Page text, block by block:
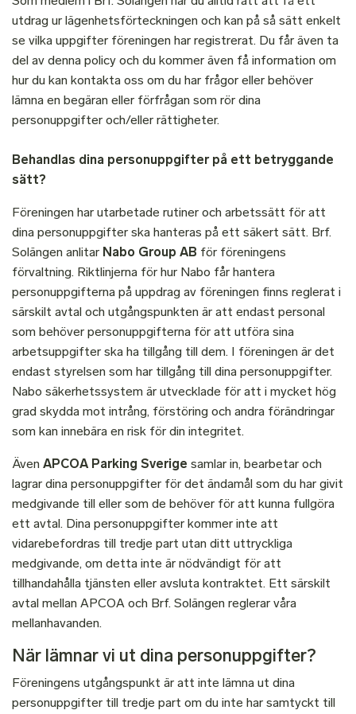
utdrag ur lägenhetsförteckningen och kan på så sätt enkelt
se vilka uppgifter föreningen har registrerat. Du får även ta
del av denna policy och du kommer även få information om
hur du kan kontakta oss om du har frågor eller behöver
lämna en begäran eller förfrågan som rör dina
personuppgifter och/eller rättigheter.
Behandlas dina personuppgifter på ett betryggande
sätt?
Föreningen har utarbetade rutiner och arbetssätt för att
dina personuppgifter ska hanteras på ett säkert sätt. Brf.
Solängen anlitar Nabo Group AB för föreningens
förvaltning. Riktlinjerna för hur Nabo får hantera
personuppgifterna på uppdrag av föreningen finns reglerat i
särskilt avtal och utgångspunkten är att endast personal
som behöver personuppgifterna för att utföra sina
arbetsuppgifter ska ha tillgång till dem. I föreningen är det
endast styrelsen som har tillgång till dina personuppgifter.
Nabo säkerhetssystem är utvecklade för att i mycket hög
grad skydda mot intrång, förstöring och andra förändringar
som kan innebära en risk för din integritet.
Även APCOA Parking Sverige samlar in, bearbetar och
lagrar dina personuppgifter för det ändamål som du har givit
medgivande till eller som de behöver för att kunna fullgöra
ett avtal. Dina personuppgifter kommer inte att
vidarebefordras till tredje part utan ditt uttryckliga
medgivande, om detta inte är nödvändigt för att
tillhandahålla tjänsten eller avsluta kontraktet. Ett särskilt
avtal mellan APCOA och Brf. Solängen reglerar våra
mellanhavanden.
När lämnar vi ut dina personuppgifter?
Föreningens utgångspunkt är att inte lämna ut dina
personuppgifter till tredje part om du inte har samtyckt till